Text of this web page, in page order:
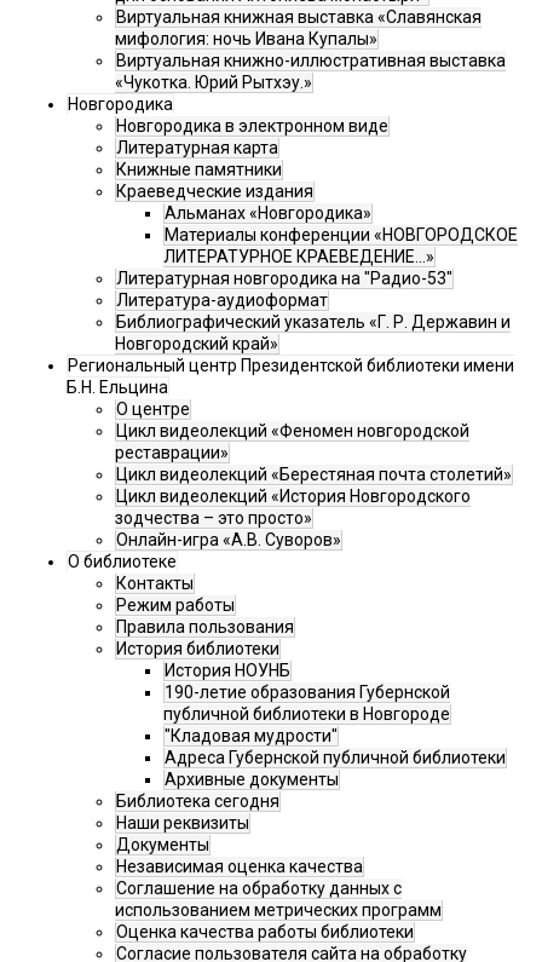
Виртуальная книжная выставка «Славянская
мифология: ночь Ивана Купалы»
Виртуальная книжно-иллюстративная выставка
«Чукотка. Юрий Рытхэу.»
Новгородика
Новгородика в электронном виде
Литературная карта
Книжные памятники
Краеведческие издания
Альманах «Новгородика»
Материалы конференции «НОВГОРОДСКОЕ
ЛИТЕРАТУРНОЕ КРАЕВЕДЕНИЕ...»
Литературная новгородика на "Радио-53"
Литература-аудиоформат
Библиографический указатель «Г. Р. Державин и
Новгородский край»
Региональный центр Президентской библиотеки имени
Б.Н. Ельцина
О центре
Цикл видеолекций «Феномен новгородской
реставрации»
Цикл видеолекций «Берестяная почта столетий»
Цикл видеолекций «История Новгородского
зодчества – это просто»
Онлайн-игра «А.В. Суворов»
О библиотеке
Контакты
Режим работы
Правила пользования
История библиотеки
История НОУНБ
190-летие образования Губернской
публичной библиотеки в Новгороде
"Кладовая мудрости"
Адреса Губернской публичной библиотеки
Архивные документы
Библиотека сегодня
Наши реквизиты
Документы
Независимая оценка качества
Соглашение на обработку данных с
использованием метрических программ
Оценка качества работы библиотеки
Согласие пользователя сайта на обработку